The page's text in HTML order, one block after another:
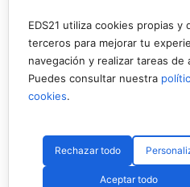
hierro el circuito pero
enFede Chingottoa dos
sublimes. Dos parejas
época por lo difícil que
ya ganarles) y que
forma, son una delicia y
esa rivalidad que
constantemente.
EDS21 utiliza cookies propias y
terceros para mejorar tu
navegación y realizar tareas de
Puedes consultar nuestra
cookies.
Rechazar todo
Aceptar todo